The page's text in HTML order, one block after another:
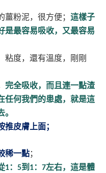
粉泥，很方便； 這樣子
是最容易吸收，又最容易
粘度，還有溫度，剛剛
完全吸收，而且連一點渣
任何我們的患處，就是這
皮膚上面；
稀一點；
1： 5到1： 7左右，這是體